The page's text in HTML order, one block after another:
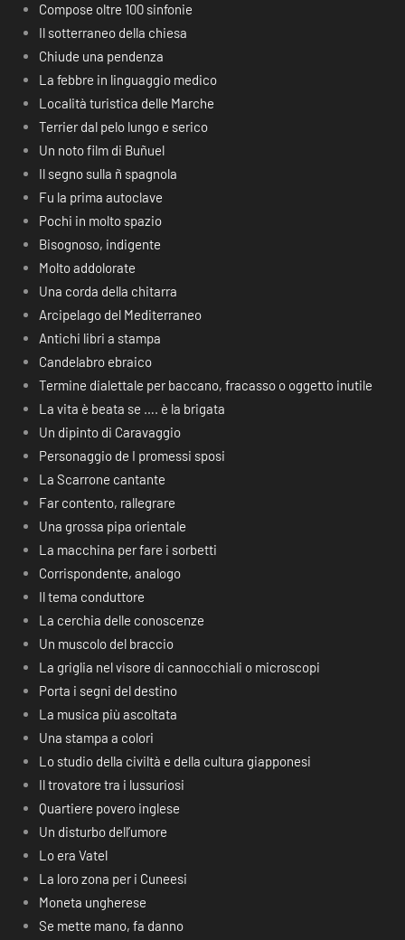
Compose oltre 100 sinfonie
Il sotterraneo della chiesa
Chiude una pendenza
La febbre in linguaggio medico
Località turistica delle Marche
Terrier dal pelo lungo e serico
Un noto film di Buñuel
Il segno sulla ñ spagnola
Fu la prima autoclave
Pochi in molto spazio
Bisognoso, indigente
Molto addolorate
Una corda della chitarra
Arcipelago del Mediterraneo
Antichi libri a stampa
Candelabro ebraico
Termine dialettale per baccano, fracasso o oggetto inutile
La vita è beata se …. è la brigata
Un dipinto di Caravaggio
Personaggio de I promessi sposi
La Scarrone cantante
Far contento, rallegrare
Una grossa pipa orientale
La macchina per fare i sorbetti
Corrispondente, analogo
Il tema conduttore
La cerchia delle conoscenze
Un muscolo del braccio
La griglia nel visore di cannocchiali o microscopi
Porta i segni del destino
La musica più ascoltata
Una stampa a colori
Lo studio della civiltà e della cultura giapponesi
Il trovatore tra i lussuriosi
Quartiere povero inglese
Un disturbo dell’umore
Lo era Vatel
La loro zona per i Cuneesi
Moneta ungherese
Se mette mano, fa danno